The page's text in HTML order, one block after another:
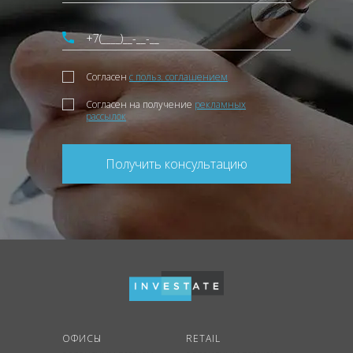
Согласен с польз. соглашением
Согласен на получение рекламных
рассылок
Получить консультацию
ОФИСЫ
RETAIL